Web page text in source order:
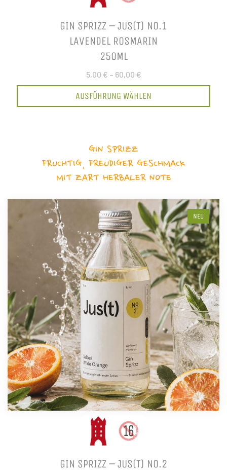
GIN SPRIZZ – JUS(T) NO.1
LAVENDEL ROSMARIN
250ML
5,00 € – 60,00 €
AUSFÜHRUNG WÄHLEN
GIN SPRIZZ
FRUCHTIG, FREUDIGER GESCHMACK
MIT ZART HERBALER NOTE
NEU
GIN SPRIZZ – JUS(T) NO.2